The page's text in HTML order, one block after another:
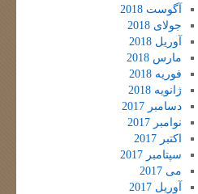
آگوست 2018
جولای 2018
آوریل 2018
مارس 2018
فوریه 2018
ژانویه 2018
دسامبر 2017
نوامبر 2017
اکتبر 2017
سپتامبر 2017
می 2017
آوریل 2017